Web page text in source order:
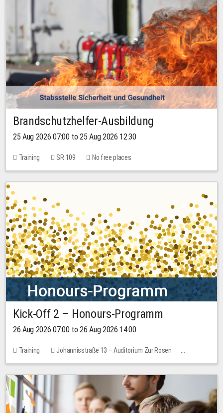
Brandschutzhelfer-Ausbildung
25 Aug 2026 07:00 to 25 Aug 2026 12:30
Training SR 109 No free places
Kick-Off 2 – Honours-Programm
26 Aug 2026 07:00 to 26 Aug 2026 14:00
Training
Johannisstraße 13 – Auditorium Zur Rosen
No free places